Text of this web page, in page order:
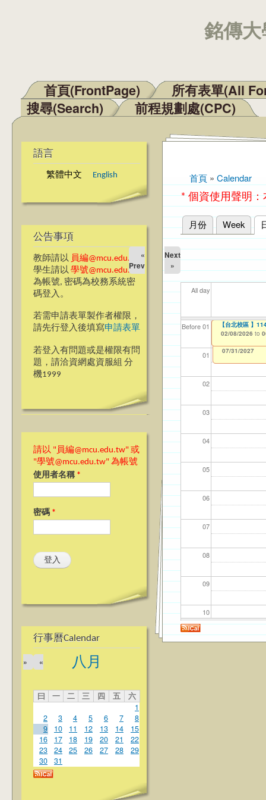
銘傳
主選單
首頁(FrontPage)
所有表單(All
搜尋(Search)
前程規劃處(CPC)
語言
繁體中文 English
公告事項
教師請以 員編@mcu.edu.tw
學生請以 學號@mcu.edu.tw
為帳號, 密碼為校務系統密
碼登入。
若需申請表單製作者權限，
請先行登入後填寫申請表單
若登入有問題或是權限有問
題，請洽資網處資服組 分
機1999
請以 "員編@mcu.edu.tw" 或
"學號@mcu.edu.tw" 為帳號
使用者名稱 *
密碼 *
行事曆Calendar
八月
«
»
曰 一 二 三 四 五
六
1
2
3 4 5 6 7
8
9
10 11 12 13 14
15
16
17 18 19 20 21
22
23
24 25 26 27 28
29
30
31
您在這裡
首頁 » Calendar
* 個資使用聲明
主要索引標籤
月份 Week
«
Prev
Next
»
All day
Before 01
01
02
03
04
05
06
07
08
09
10
11
【資網處】
整合系統～表單
12/31/2027
【財務處】工讀
11/12/2021 to
【財務處】漏打
錄
07/31/2027
114
04/
114
02/
114
03/
【學
07/
教務
11/
商品
11/
【教學暨學習資
02/03/2026 to
【台北校區】
02/08/2026 to
【台北校區 】
02/08/2026 to